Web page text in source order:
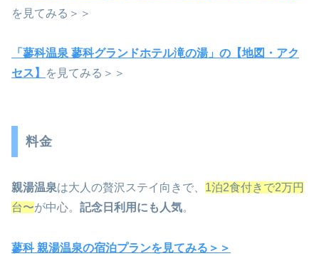
を見てみる＞＞
「蓼科温泉 蓼科グランドホテル滝の湯」の【地図・アク
セス】
を見てみる＞＞
料金
親湯温泉は大人の贅沢ステイ向きで、 1泊2食付きで2万円
台〜が中心。 記念日利用にも人気。
蓼科 親湯温泉の宿泊プランを見てみる＞＞